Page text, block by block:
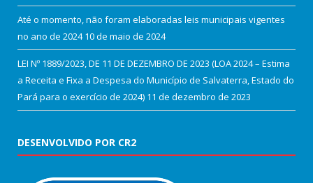
Até o momento, não foram elaboradas leis municipais vigentes
no ano de 2024 10 de maio de 2024
LEI Nº 1889/2023, DE 11 DE DEZEMBRO DE 2023 (LOA 2024 – Estima
a Receita e Fixa a Despesa do Município de Salvaterra, Estado do
Pará para o exercício de 2024) 11 de dezembro de 2023
DESENVOLVIDO POR CR2